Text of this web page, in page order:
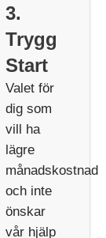
3.
Trygg
Start
Valet för
dig som
vill ha
lägre
månadskostnad
och inte
önskar
vår hjälp